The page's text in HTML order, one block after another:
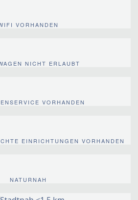
VORHANDEN
NICHT ERLAUBT
VORHANDEN
EINRICHTUNGEN VORHANDEN
NATURNAH